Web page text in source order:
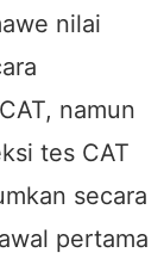
nilai
namun
tes CAT
secara
pertama